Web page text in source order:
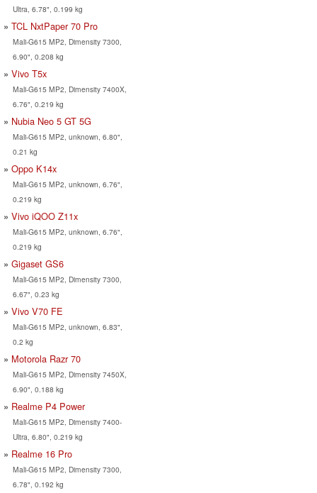
Ultra, 6.78", 0.199 kg
TCL NxtPaper 70 Pro
Mali-G615 MP2, Dimensity 7300,
6.90", 0.208 kg
Vivo T5x
Mali-G615 MP2, Dimensity 7400X,
6.76", 0.219 kg
Nubia Neo 5 GT 5G
Mali-G615 MP2, unknown, 6.80",
0.21 kg
Oppo K14x
Mali-G615 MP2, unknown, 6.76",
0.219 kg
Vivo iQOO Z11x
Mali-G615 MP2, unknown, 6.76",
0.219 kg
Gigaset GS6
Mali-G615 MP2, Dimensity 7300,
6.67", 0.23 kg
Vivo V70 FE
Mali-G615 MP2, unknown, 6.83",
0.2 kg
Motorola Razr 70
Mali-G615 MP2, Dimensity 7450X,
6.90", 0.188 kg
Realme P4 Power
Mali-G615 MP2, Dimensity 7400-
Ultra, 6.80", 0.219 kg
Realme 16 Pro
Mali-G615 MP2, Dimensity 7300,
6.78", 0.192 kg